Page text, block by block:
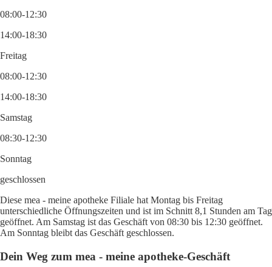
08:00-12:30
14:00-18:30
Freitag
08:00-12:30
14:00-18:30
Samstag
08:30-12:30
Sonntag
geschlossen
Diese mea - meine apotheke Filiale hat Montag bis Freitag
unterschiedliche Öffnungszeiten und ist im Schnitt 8,1 Stunden am Tag
geöffnet. Am Samstag ist das Geschäft von 08:30 bis 12:30 geöffnet.
Am Sonntag bleibt das Geschäft geschlossen.
Dein Weg zum mea - meine apotheke-Geschäft